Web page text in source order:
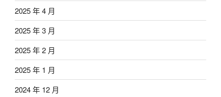
2025 年 4 月
2025 年 3 月
2025 年 2 月
2025 年 1 月
2024 年 12 月